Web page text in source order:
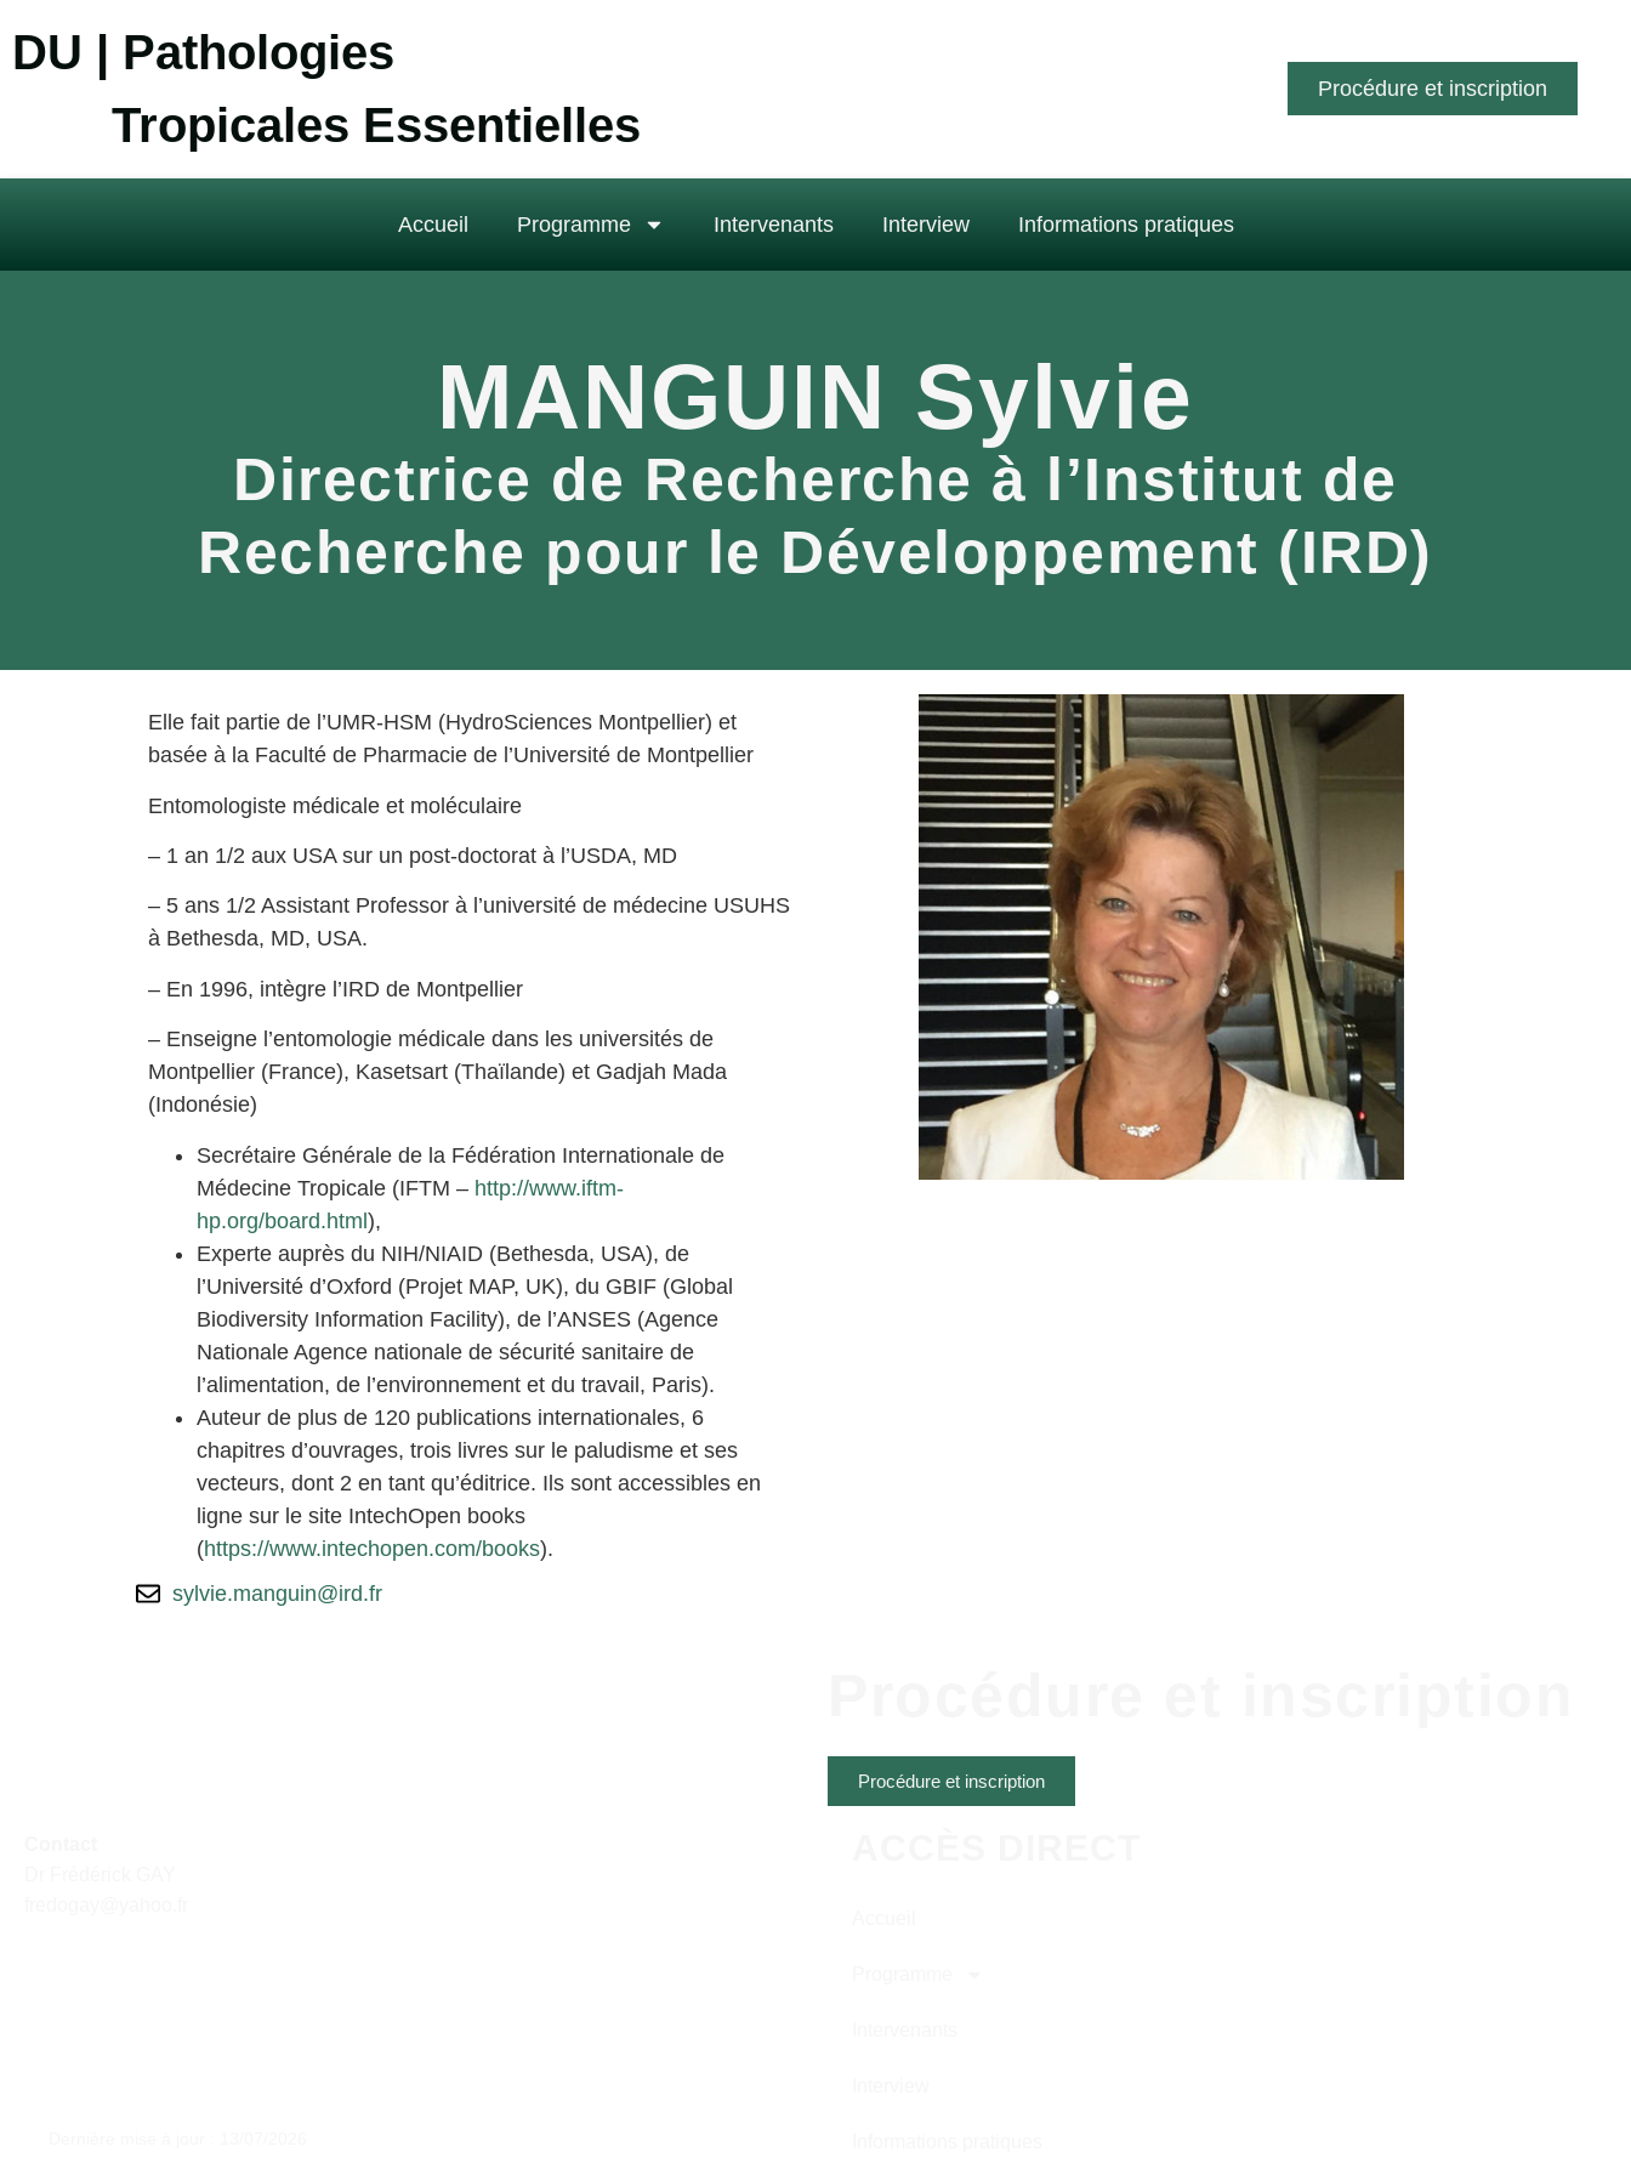
DU | Pathologies
Tropicales Essentielles
Procédure et inscription
Accueil Programme Intervenants Interview Informations pratiques
MANGUIN Sylvie
Directrice de Recherche à l’Institut de
Recherche pour le Développement (IRD)
Elle fait partie de l’UMR-HSM (HydroSciences Montpellier) et
basée à la Faculté de Pharmacie de l’Université de Montpellier
Entomologiste médicale et moléculaire
– 1 an 1/2 aux USA sur un post-doctorat à l’USDA, MD
– 5 ans 1/2 Assistant Professor à l’université de médecine USUHS
à Bethesda, MD, USA.
– En 1996, intègre l’IRD de Montpellier
– Enseigne l’entomologie médicale dans les universités de
Montpellier (France), Kasetsart (Thaïlande) et Gadjah Mada
(Indonésie)
Secrétaire Générale de la Fédération Internationale de
Médecine Tropicale (IFTM – http://www.iftm-
hp.org/board.html),
Experte auprès du NIH/NIAID (Bethesda, USA), de
l’Université d’Oxford (Projet MAP, UK), du GBIF (Global
Biodiversity Information Facility), de l’ANSES (Agence
Nationale Agence nationale de sécurité sanitaire de
l’alimentation, de l’environnement et du travail, Paris).
Auteur de plus de 120 publications internationales, 6
chapitres d’ouvrages, trois livres sur le paludisme et ses
vecteurs, dont 2 en tant qu’éditrice. Ils sont accessibles en
ligne sur le site IntechOpen books
(https://www.intechopen.com/books).
sylvie.manguin@ird.fr
Procédure et inscription